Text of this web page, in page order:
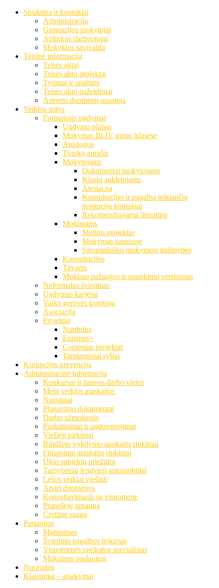
Struktūra ir kontaktai
Administracija
Gimnazijos mokytojai
Aplinkos darbuotojai
Mokyklos savivalda
Teisinė informacija
Teisės aktai
Teisės aktų projektai
Tyrimai ir analizės
Teisės aktų pažeidimai
Asmens duomenų apsauga
Veiklos sritys
Formalusis ugdymas
Ugdymo planas
Mokymas III-IV gimn. klasėse
Atostogos
Tvarkų aprašai
Mokytojams
Dokumentai mokytojams
Klasių auklėtojams
Atestacija
Konsultacijas ir pagalbą teikiančių
institucijų kontaktai
Rekomenduojama literatūra
Mokiniams
Metinis projektas
Mokymas namuose
Savarankiško mokymosi galimybės
Konsultacijos
Tėvams
Mokinių pažangos ir pasiekimų vertinimas
Neformalus švietimas
Ugdymas karjerai
Vaiko gerovės komisija
Asociacija
Projektai
Nordplus
Erasmus+
Comenius projektai
Tarptautiniai ryšiai
Korupcijos prevencija
Administracinė informacija
Konkursai ir laisvos darbo vietos
Metų veiklos ataskaitos
Nuostatai
Planavimo dokumentai
Darbo užmokestis
Paskatinimai ir apdovanojimai
Viešieji pirkimai
Biudžeto vykdymo ataskaitų rinkiniai
Finansinių ataskaitų rinkiniai
Ūkio subjektų priežiūra
Tarnybiniai lengvieji automobiliai
Lėšos veiklai viešinti
Atviri duomenys
Konsultavimasis su visuomene
Pranešėjų apsauga
Civilinė sauga
Paslaugos
Maitinimas
Švietimo pagalbos teikimas
Visuomenės sveikatos specialistas
Mokamos paslaugos
Nuorodos
Klausimai – atsakymai